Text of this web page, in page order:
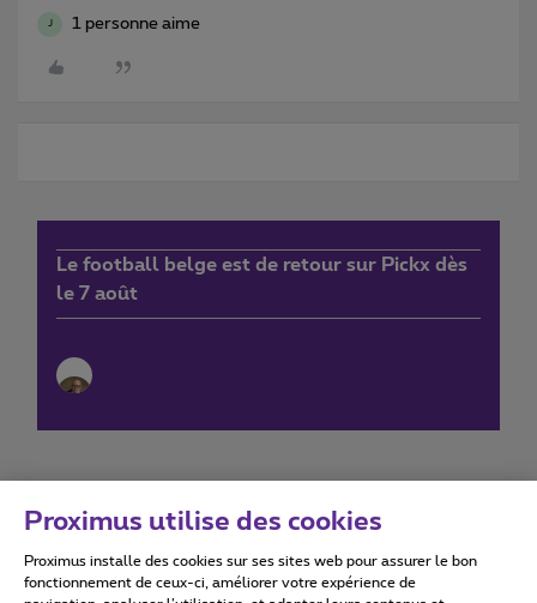
J 1 personne aime
Le football belge est de retour sur Pickx dès
le 7 août
Conditions d'utilisation Accessibility statement
Proximus utilise des cookies
Proximus installe des cookies sur ses sites web pour assurer le bon
fonctionnement de ceux-ci, améliorer votre expérience de